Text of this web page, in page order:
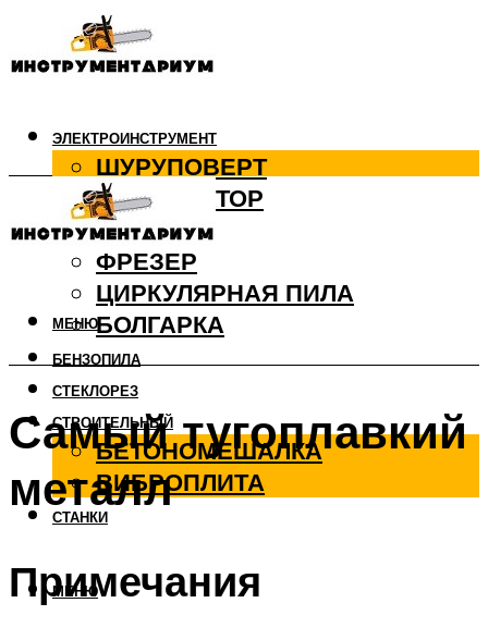
ЭЛЕКТРОИНСТРУМЕНТ
ШУРУПОВЕРТ
ПЕРФОРАТОР
ДРЕЛЬ
ФРЕЗЕР
ЦИРКУЛЯРНАЯ ПИЛА
БОЛГАРКА
БЕНЗОПИЛА
СТЕКЛОРЕЗ
СТРОИТЕЛЬНЫЙ
БЕТОНОМЕШАЛКА
ВИБРОПЛИТА
СТАНКИ
МЕНЮ
МЕНЮ
Самый тугоплавкий
металл
Примечания